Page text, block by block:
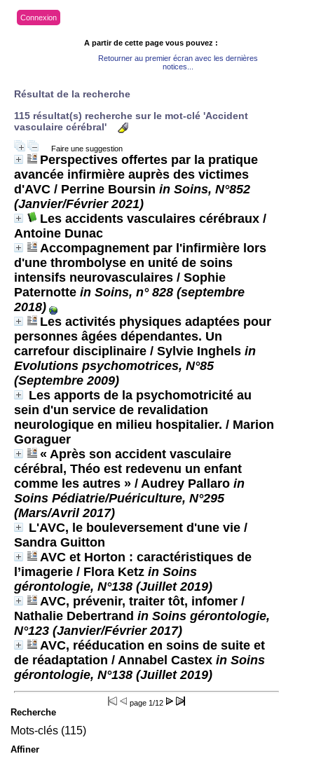
Connexion
A partir de cette page vous pouvez :
Retourner au premier écran avec les dernières
notices...
Résultat de la recherche
115 résultat(s) recherche sur le mot-clé 'Accident
vasculaire cérébral'
Faire une suggestion
Perspectives offertes par la pratique
avancée infirmière auprès des victimes
d'AVC / Perrine Boursin in Soins, N°852
(Janvier/Février 2021)
Les accidents vasculaires cérébraux /
Antoine Dunac
Accompagnement par l'infirmière lors
d'une thrombolyse en unité de soins
intensifs neurovasculaires / Sophie
Paternotte in Soins, n° 828 (septembre
2018)
Les activités physiques adaptées pour
personnes âgées dépendantes. Un
carrefour disciplinaire / Sylvie Inghels in
Evolutions psychomotrices, N°85
(Septembre 2009)
Les apports de la psychomotricité au
sein d'un service de revalidation
neurologique en milieu hospitalier. / Marion
Goraguer
« Après son accident vasculaire
cérébral, Théo est redevenu un enfant
comme les autres » / Audrey Pallaro in
Soins Pédiatrie/Puériculture, N°295
(Mars/Avril 2017)
L'AVC, le bouleversement d'une vie /
Sandra Guitton
AVC et Horton : caractéristiques de
l’imagerie / Flora Ketz in Soins
gérontologie, N°138 (Juillet 2019)
AVC, prévenir, traiter tôt, infomer /
Nathalie Debertrand in Soins gérontologie,
N°123 (Janvier/Février 2017)
AVC, rééducation en soins de suite et
de réadaptation / Annabel Castex in Soins
gérontologie, N°138 (Juillet 2019)
page 1/12
Recherche
Mots-clés (115)
Affiner